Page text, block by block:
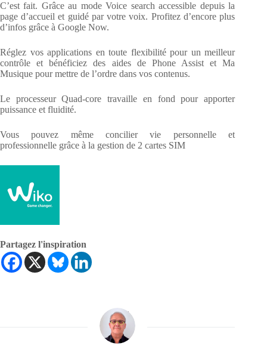
C’est fait. Grâce au mode Voice search accessible depuis la
page d’accueil et guidé par votre voix. Profitez d’encore plus
d’infos grâce à Google Now.
Réglez vos applications en toute flexibilité pour un meilleur
contrôle et bénéficiez des aides de Phone Assist et Ma
Musique pour mettre de l’ordre dans vos contenus.
Le processeur Quad-core travaille en fond pour apporter
puissance et fluidité.
Vous pouvez même concilier vie personnelle et
professionnelle grâce à la gestion de 2 cartes SIM
Partagez l'inspiration